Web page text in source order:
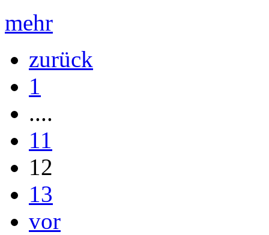
mehr
zurück
1
....
11
12
13
vor